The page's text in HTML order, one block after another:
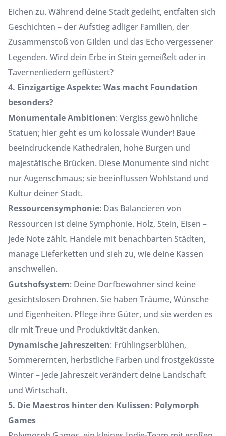
Eichen zu. Während deine Stadt gedeiht, entfalten sich
Geschichten – der Aufstieg adliger Familien, der
Zusammenstoß von Gilden und das Echo vergessener
Legenden. Wird dein Erbe in Stein gemeißelt oder in
Tavernenliedern geflüstert?
4. Einzigartige Aspekte: Was macht Foundation
besonders?
Monumentale Ambitionen: Vergiss gewöhnliche
Statuen; hier geht es um kolossale Wunder! Baue
beeindruckende Kathedralen, hohe Burgen und
majestätische Brücken. Diese Monumente sind nicht
nur Augenschmaus; sie beeinflussen Wohlstand und
Kultur deiner Stadt.
Ressourcensymphonie: Das Balancieren von
Ressourcen ist deine Symphonie. Holz, Stein, Eisen –
jede Note zählt. Handele mit benachbarten Städten,
manage Lieferketten und sieh zu, wie deine Kassen
anschwellen.
Gutshofsystem: Deine Dorfbewohner sind keine
gesichtslosen Drohnen. Sie haben Träume, Wünsche
und Eigenheiten. Pflege ihre Güter, und sie werden es
dir mit Treue und Produktivität danken.
Dynamische Jahreszeiten: Frühlingserblühen,
Sommerernten, herbstliche Farben und frostgeküsste
Winter – jede Jahreszeit verändert deine Landschaft
und Wirtschaft.
5. Die Maestros hinter den Kulissen: Polymorph
Games